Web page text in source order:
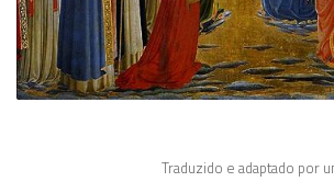
Traduzido e adaptado por